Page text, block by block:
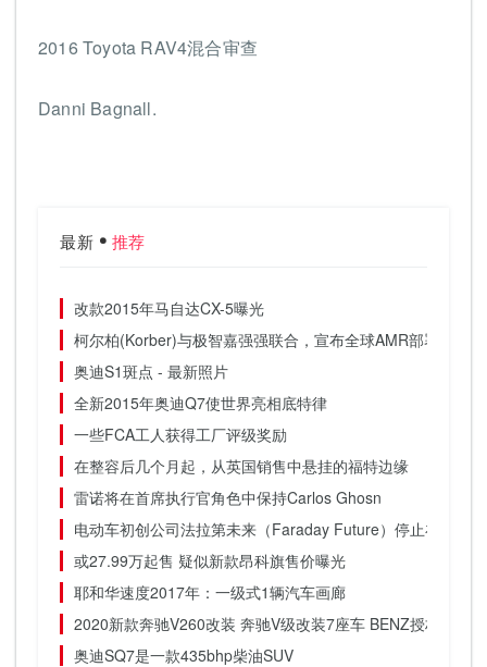
2016 Toyota RAV4混合审查
Danni Bagnall.
最新 推荐
改款2015年马自达CX-5曝光
柯尔柏(Korber)与极智嘉强强联合，宣布全球AMR部署合作
奥迪S1斑点 - 最新照片
全新2015年奥迪Q7使世界亮相底特律
一些FCA工人获得工厂评级奖励
在整容后几个月起，从英国销售中悬挂的福特边缘
雷诺将在首席执行官角色中保持Carlos Ghosn
电动车初创公司法拉第未来（Faraday Future）停止在内华
或27.99万起售 疑似新款昂科旗售价曝光
耶和华速度2017年：一级式1辆汽车画廊
2020新款奔驰V260改装 奔驰V级改装7座车 BENZ授权改装
奥迪SQ7是一款435bhp柴油SUV